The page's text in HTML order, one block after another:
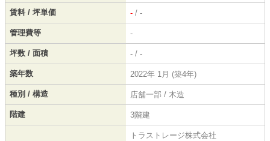
賃料 / 坪単価 - / -
管理費等 -
坪数 / 面積 - / -
築年数 2022年 1月 (築4年)
種別 / 構造 店舗一部 / 木造
階建 3階建
トラストレージ株式会社